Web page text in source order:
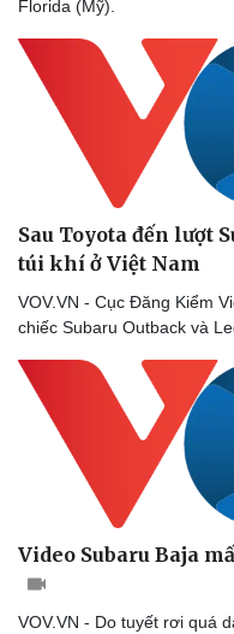
Doanh nghiệp
Thông tin doanh nghiệp
Doanh nghiệp 24h
Doanh nhân
Florida (Mỹ).
Sau Toyota đến lượt
túi khí ở Việt Nam
VOV.VN - Cục Đăng Kiểm
chiếc Subaru Outback và
Video Subaru Baja
VOV.VN - Do tuyết rơi quá